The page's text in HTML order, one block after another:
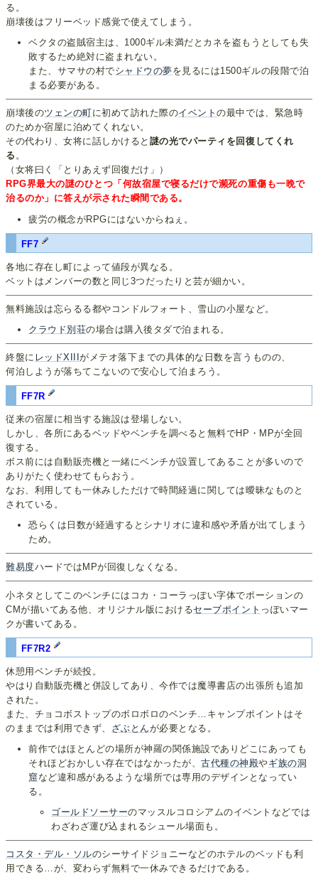
る。
崩壊後はフリーベッド感覚で使えてしまう。
ベクタの盗賊宿主は、1000ギル未満だとカネを盗もうとしても失
敗するため絶対に盗まれない。
また、サマサの村でシャドウの夢を見るには1500ギルの段階で泊
まる必要がある。
崩壊後のツェンの町に初めて訪れた際のイベントの最中では、緊急時
のためか宿屋に泊めてくれない。
その代わり、女将に話しかけると 謎の光でパーティを回復してくれ
る 。
（女将曰く「とりあえず回復だけ」）
RPG界最大の謎のひとつ「何故宿屋で寝るだけで瀕死の重傷も一晩で
治るのか」に答えが示された瞬間である。
疲労の概念がRPGにはないからねぇ。
FF7
各地に存在し町によって値段が異なる。
ベットはメンバーの数と同じ3つだったりと芸が細かい。
無料施設は忘らるる都やコンドルフォート、雪山の小屋など。
クラウド別荘の場合は購入後タダで泊まれる。
終盤に レッドXIIIがメテオ落下までの具体的な日数を言うものの、
何泊しようが落ちてこないので安心して泊まろう。
FF7R
従来の宿屋に相当する施設は登場しない。
しかし、各所にあるベッドやベンチを調べると無料でHP・MPが全回
復する。
ボス前には自動販売機と一緒にベンチが設置してあることが多いので
ありがたく使わせてもらおう。
なお、利用しても一休みしただけで時間経過に関しては曖昧なものと
されている。
恐らくは日数が経過するとシナリオに違和感や矛盾が出てしまう
ため。
難易度ハードではMPが回復しなくなる。
小ネタとしてこのベンチにはコカ・コーラっぽい字体でポーションの
CMが描いてある他、オリジナル版におけるセーブポイント っぽいマー
クが書いてある。
FF7R2
休憩用ベンチが続投。
やはり自動販売機と併設してあり、今作では魔導書店の出張所も追加
された。
また、チョコボストップのボロボロのベンチ…キャンプポイントはそ
のままでは利用できず、 ざぶとんが必要となる。
前作ではほとんどの場所が神羅の関係施設でありどこにあっても
それほどおかしい存在ではなかったが、古代種の神殿やギ族の洞
窟など違和感があるような場所では専用のデザインとなってい
る。
ゴールドソーサーのマッスルコロシアムのイベントなどでは
わざわざ運び込まれるシュール場面も。
コスタ・デル・ソルのシーサイドジョニーなどのホテルのベッドも利
用できる…が、変わらず無料で一休みできるだけである。